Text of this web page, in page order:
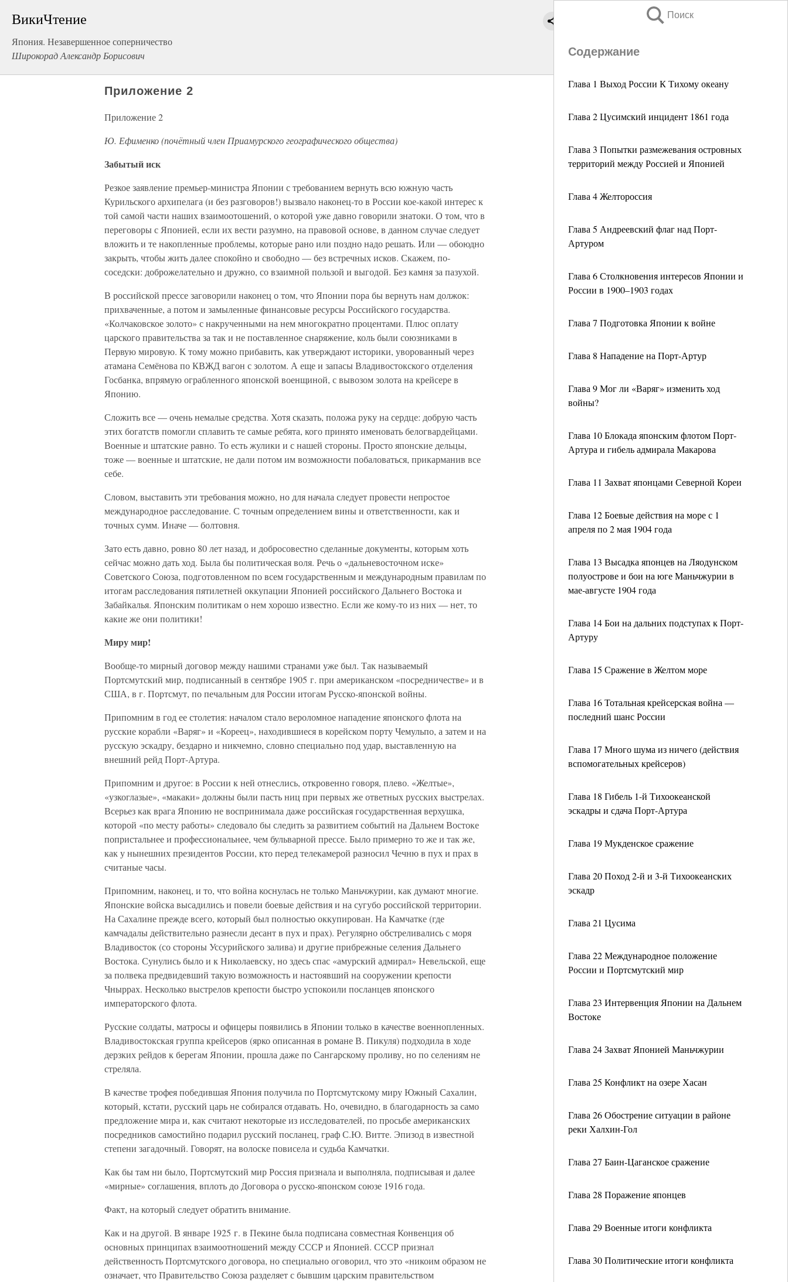
ВикиЧтение
Япония. Незавершенное соперничество
Широкорад Александр Борисович
Поиск
Содержание
Глава 1 Выход России К Тихому океану
Глава 2 Цусимский инцидент 1861 года
Глава 3 Попытки размежевания островных
территорий между Россией и Японией
Глава 4 Желтороссия
Глава 5 Андреевский флаг над Порт-
Артуром
Глава 6 Столкновения интересов Японии и
России в 1900–1903 годах
Глава 7 Подготовка Японии к войне
Глава 8 Нападение на Порт-Артур
Глава 9 Мог ли «Варяг» изменить ход
войны?
Глава 10 Блокада японским флотом Порт-
Артура и гибель адмирала Макарова
Глава 11 Захват японцами Северной Кореи
Глава 12 Боевые действия на море с 1
апреля по 2 мая 1904 года
Глава 13 Высадка японцев на Ляодунском
полуострове и бои на юге Маньчжурии в
мае-августе 1904 года
Глава 14 Бои на дальних подступах к Порт-
Артуру
Глава 15 Сражение в Желтом море
Глава 16 Тотальная крейсерская война —
последний шанс России
Глава 17 Много шума из ничего (действия
вспомогательных крейсеров)
Глава 18 Гибель 1-й Тихоокеанской
эскадры и сдача Порт-Артура
Глава 19 Мукденское сражение
Глава 20 Поход 2-й и 3-й Тихоокеанских
эскадр
Глава 21 Цусима
Глава 22 Международное положение
России и Портсмутский мир
Глава 23 Интервенция Японии на Дальнем
Востоке
Глава 24 Захват Японией Маньчжурии
Глава 25 Конфликт на озере Хасан
Глава 26 Обострение ситуации в районе
реки Халхин-Гол
Глава 27 Баин-Цаганское сражение
Глава 28 Поражение японцев
Глава 29 Военные итоги конфликта
Глава 30 Политические итоги конфликта
Приложение 2
Приложение 2
Ю. Ефименко (почётный член Приамурского географического общества)
Забытый иск
Резкое заявление премьер-министра Японии с требованием вернуть всю южную часть
Курильского архипелага (и без разговоров!) вызвало наконец-то в России кое-какой интерес к
той самой части наших взаимоотошений, о которой уже давно говорили знатоки. О том, что в
переговоры с Японией, если их вести разумно, на правовой основе, в данном случае следует
вложить и те накопленные проблемы, которые рано или поздно надо решать. Или — обоюдно
закрыть, чтобы жить далее спокойно и свободно — без встречных исков. Скажем, по-
соседски: доброжелательно и дружно, со взаимной пользой и выгодой. Без камня за пазухой.
В российской прессе заговорили наконец о том, что Японии пора бы вернуть нам должок:
прихваченные, а потом и замыленные финансовые ресурсы Российского государства.
«Колчаковское золото» с накрученными на нем многократно процентами. Плюс оплату
царского правительства за так и не поставленное снаряжение, коль были союзниками в
Первую мировую. К тому можно прибавить, как утверждают историки, уворованный через
атамана Семёнова по КВЖД вагон с золотом. А еще и запасы Владивостокского отделения
Госбанка, впрямую ограбленного японской военщиной, с вывозом золота на крейсере в
Японию.
Сложить все — очень немалые средства. Хотя сказать, положа руку на сердце: добрую часть
этих богатств помогли сплавить те самые ребята, кого принято именовать белогвардейцами.
Военные и штатские равно. То есть жулики и с нашей стороны. Просто японские дельцы,
тоже — военные и штатские, не дали потом им возможности побаловаться, прикарманив все
себе.
Словом, выставить эти требования можно, но для начала следует провести непростое
международное расследование. С точным определением вины и ответственности, как и
точных сумм. Иначе — болтовня.
Зато есть давно, ровно 80 лет назад, и добросовестно сделанные документы, которым хоть
сейчас можно дать ход. Была бы политическая воля. Речь о «дальневосточном иске»
Советского Союза, подготовленном по всем государственным и международным правилам по
итогам расследования пятилетней оккупации Японией российского Дальнего Востока и
Забайкалья. Японским политикам о нем хорошо известно. Если же кому-то из них — нет, то
какие же они политики!
Миру мир!
Вообще-то мирный договор между нашими странами уже был. Так называемый
Портсмутский мир, подписанный в сентябре 1905 г. при американском «посредничестве» и в
США, в г. Портсмут, по печальным для России итогам Русско-японской войны.
Припомним в год ее столетия: началом стало вероломное нападение японского флота на
русские корабли «Варяг» и «Кореец», находившиеся в корейском порту Чемульпо, а затем и на
русскую эскадру, бездарно и никчемно, словно специально под удар, выставленную на
внешний рейд Порт-Артура.
Припомним и другое: в России к ней отнеслись, откровенно говоря, плево. «Желтые»,
«узкоглазые», «макаки» должны были пасть ниц при первых же ответных русских выстрелах.
Всерьез как врага Японию не воспринимала даже российская государственная верхушка,
которой «по месту работы» следовало бы следить за развитием событий на Дальнем Востоке
попристальнее и профессиональнее, чем бульварной прессе. Было примерно то же и так же,
как у нынешних президентов России, кто перед телекамерой разносил Чечню в пух и прах в
считаные часы.
Припомним, наконец, и то, что война коснулась не только Маньчжурии, как думают многие.
Японские войска высадились и повели боевые действия и на сугубо российской территории.
На Сахалине прежде всего, который был полностью оккупирован. На Камчатке (где
камчадалы действительно разнесли десант в пух и прах). Регулярно обстреливались с моря
Владивосток (со стороны Уссурийского залива) и другие прибрежные селения Дальнего
Востока. Сунулись было и к Николаевску, но здесь спас «амурский адмирал» Невельской, еще
за полвека предвидевший такую возможность и настоявший на сооружении крепости
Чныррах. Несколько выстрелов крепости быстро успокоили посланцев японского
императорского флота.
Русские солдаты, матросы и офицеры появились в Японии только в качестве военнопленных.
Владивостокская группа крейсеров (ярко описанная в романе В. Пикуля) подходила в ходе
дерзких рейдов к берегам Японии, прошла даже по Сангарскому проливу, но по селениям не
стреляла.
В качестве трофея победившая Япония получила по Портсмутскому миру Южный Сахалин,
который, кстати, русский царь не собирался отдавать. Но, очевидно, в благодарность за само
предложение мира и, как считают некоторые из исследователей, по просьбе американских
посредников самостийно подарил русский посланец, граф С.Ю. Витте. Эпизод в известной
степени загадочный. Говорят, на волоске повисела и судьба Камчатки.
Как бы там ни было, Портсмутский мир Россия признала и выполняла, подписывая и далее
«мирные» соглашения, вплоть до Договора о русско-японском союзе 1916 года.
Факт, на который следует обратить внимание.
Как и на другой. В январе 1925 г. в Пекине была подписана совместная Конвенция об
основных принципах взаимоотношений между СССР и Японией. СССР признал
действенность Портсмутского договора, но специально оговорил, что это «никоим образом не
означает, что Правительство Союза разделяет с бывшим царским правительством